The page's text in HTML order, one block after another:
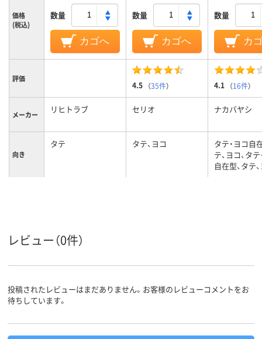
価格
(税込)
数量
カゴへ
数量
カゴへ
数量
カ
評価
4.5 （35件） 4.1 （16件）
メーカー リヒトラブ セリオ ナカバヤシ
向き
タテ タテ、ヨコ
タテ・ヨコ自
テ、ヨコ、タ
自在型、タテ
サイズ A4
カラーグ
ホワイト系 クリア(透明)系 クリア(透明)
レビュー（0件）
投稿されたレビューはまだありません。お客様のレビューコメントをお
待ちしています。